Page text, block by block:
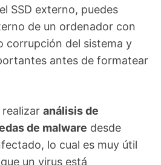
SSD externo, puedes
de un ordenador con
corrupción del sistema y
antes de formatear
análisis de
de malware desde
lo cual es muy útil
un virus está